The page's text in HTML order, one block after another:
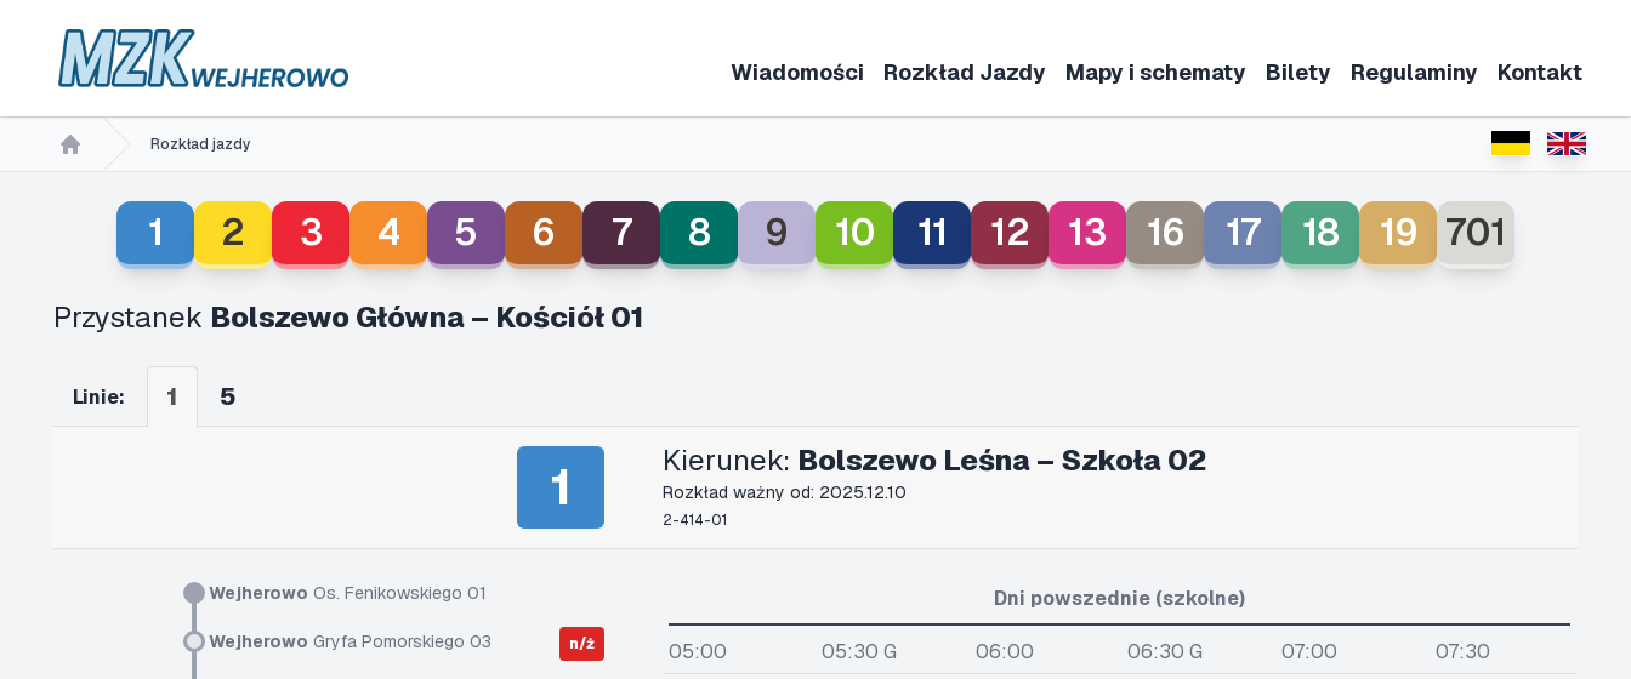
Wiadomości Rozkład Jazdy Mapy i schematy Bilety Regulaminy Kontakt
Rozkład jazdy
1 2 3 4 5 6 7 8 9 10 11 12 13 16 17 18 19 701
Przystanek Bolszewo Główna – Kościół 01
Linie: 1 5
1 Kierunek: Bolszewo Leśna – Szkoła 02
Rozkład ważny od: 2025.12.10
2-414-01
Wejherowo Os. Fenikowskiego 01
Wejherowo Gryfa Pomorskiego 03 n/ż
Dni powszednie (szkolne)
05:00 05:30 G 06:00 06:30 G 07:00
07:30